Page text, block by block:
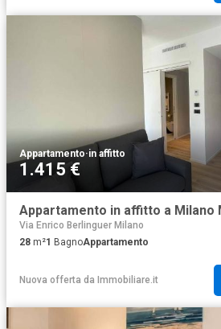
Appartamento·in affitto
1.415 €
Appartamento in affitto a Milano
Via Enrico Berlinguer Milano
28 m²1 BagnoAppartamento
Nuova offerta da Immobiliare.it